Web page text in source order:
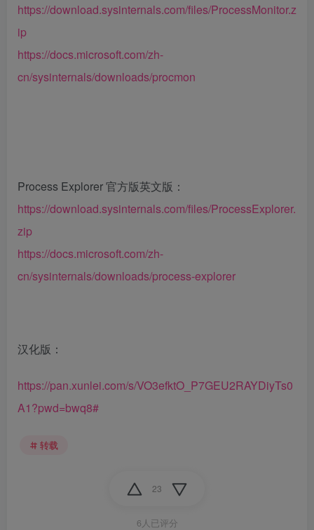
https://download.sysinternals.com/files/ProcessMonitor.z
ip
https://docs.microsoft.com/zh-
cn/sysinternals/downloads/procmon
Process Explorer 官方版英文版：
https://download.sysinternals.com/files/ProcessExplorer.
zip
https://docs.microsoft.com/zh-
cn/sysinternals/downloads/process-explorer
汉化版：
https://pan.xunlei.com/s/VO3efktO_P7GEU2RAYDiyTs0
A1?pwd=bwq8#
转载
23
6人已评分